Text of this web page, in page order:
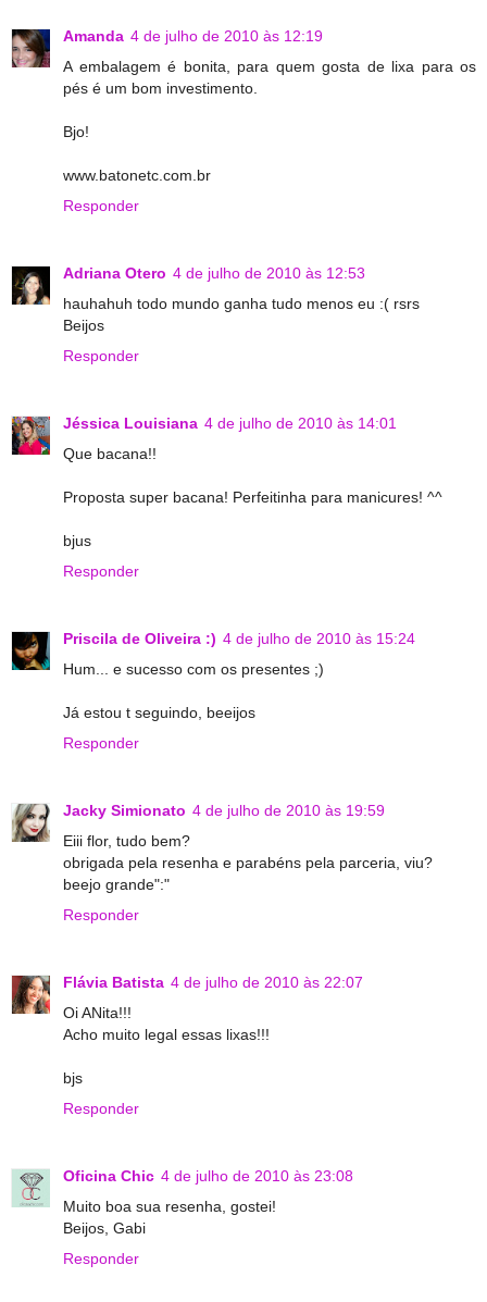
Amanda 4 de julho de 2010 às 12:19
A embalagem é bonita, para quem gosta de lixa para os
pés é um bom investimento.
Bjo!
www.batonetc.com.br
Responder
Adriana Otero 4 de julho de 2010 às 12:53
hauhahuh todo mundo ganha tudo menos eu :( rsrs
Beijos
Responder
Jéssica Louisiana 4 de julho de 2010 às 14:01
Que bacana!!
Proposta super bacana! Perfeitinha para manicures! ^^
bjus
Responder
Priscila de Oliveira :) 4 de julho de 2010 às 15:24
Hum... e sucesso com os presentes ;)
Já estou t seguindo, beeijos
Responder
Jacky Simionato 4 de julho de 2010 às 19:59
Eiii flor, tudo bem?
obrigada pela resenha e parabéns pela parceria, viu?
beejo grande":"
Responder
Flávia Batista 4 de julho de 2010 às 22:07
Oi ANita!!!
Acho muito legal essas lixas!!!
bjs
Responder
Oficina Chic 4 de julho de 2010 às 23:08
Muito boa sua resenha, gostei!
Beijos, Gabi
Responder